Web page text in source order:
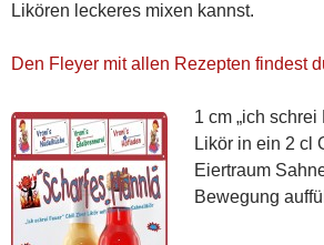
Likören leckeres mixen kannst.
Den Fleyer mit allen Rezepten findest
1 cm „ich schrei
Likör in ein 2 cl
Eiertraum
Bewegung